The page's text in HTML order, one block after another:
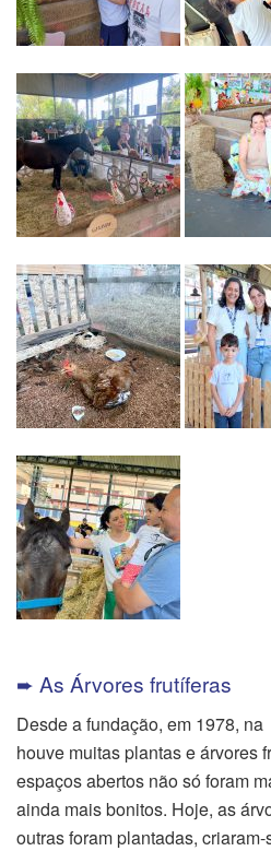
➨ As Árvores frutíferas
Desde a fundação, em 1978,
houve muitas plantas e árvores
espaços abertos não só foram
ainda mais bonitos. Hoje, as
outras foram plantadas,